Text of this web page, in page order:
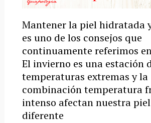
Mantener la piel hidratada
es uno de los consejos que
continuamente referimos
El invierno es una estación
temperaturas extremas y la
combinación temperatura
intenso afectan nuestra
diferente